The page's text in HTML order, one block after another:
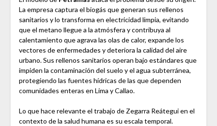
La empresa captura el biogás que generan sus rellenos
sanitarios y lo transforma en electricidad limpia, evitando
que el metano llegue a la atmósfera y contribuya al
calentamiento que agrava las olas de calor, expande los
vectores de enfermedades y deteriora la calidad del aire
urbano. Sus rellenos sanitarios operan bajo estándares que
impiden la contaminación del suelo y el agua subterránea,
protegiendo las fuentes hídricas de las que dependen
comunidades enteras en Lima y Callao.
Lo que hace relevante el trabajo de Zegarra Reátegui en el
contexto de la salud humana es su escala temporal.